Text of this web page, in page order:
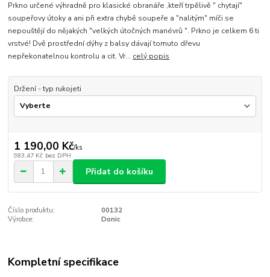
Prkno určené výhradně pro klasické obranáře ,kteří trpělivě " chytají"
soupeřovy útoky a ani při extra chybě soupeře a "nalitým" míči se
nepouštějí do nějakých "velkých útočných manévrů ". Prkno je celkem 6 ti
vrstvé! Dvě prostřední dýhy z balsy dávají tomuto dřevu
nepřekonatelnou kontrolu a cit. Vr... celý popis
Držení - typ rukojeti
1 190,00 Kč/ks
983,47 Kč bez DPH
Přidat do košíku
Číslo produktu:
00132
Výrobce:
Donic
Kompletní specifikace